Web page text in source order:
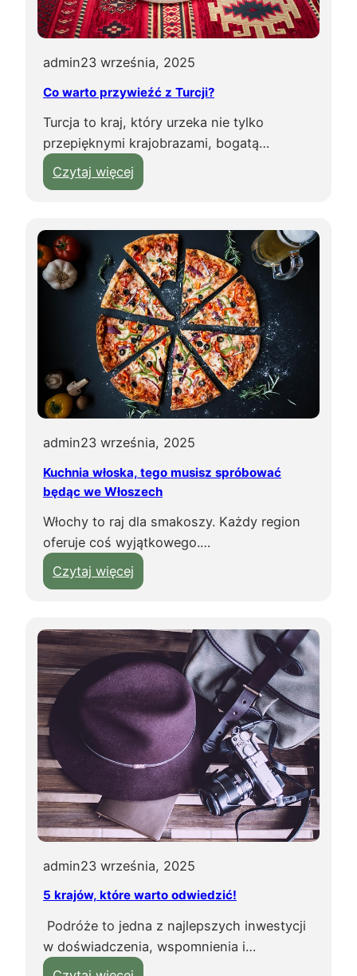
c
i
e
ł
o
p
z
i
e
r
n
i
k
u
?
admin23 września, 2025
Co warto przywieźć z Turcji?
Turcja to kraj, który urzeka nie tylko
przepięknymi krajobrazami, bogatą…
Czytaj więcej
C
w
a
r
t
o
p
r
z
y
w
i
ź
z
T
r
j
i
?
admin23 września, 2025
Kuchnia włoska, tego musisz spróbować
będąc we Włoszech
Włochy to raj dla smakoszy. Każdy region
oferuje coś wyjątkowego.…
Czytaj więcej
K
c
h
n
i
a
w
ł
o
s
k
a
,
e
g
o
m
admin23 września, 2025
5 krajów, które warto odwiedzić!
Podróże to jedna z najlepszych inwestycji
w doświadczenia, wspomnienia i…